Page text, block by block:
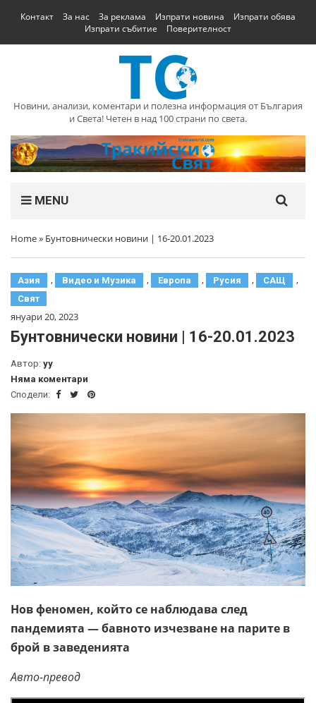
Контакт За нас За реклама Изпрати новина
Изпрати обява
Изпрати събитие
Поверителност
Новини, анализи, коментари и полезна информация от България
и Света! Четен в над 100 страни по света.
MENU
Home» Бунтовнически новини | 16-20.01.2023
Азия , Видео и Музика , Европа , Русия , САЩ ,
Свят
януари 20, 2023
Бунтовнически новини | 16-20.01.2023
Автор: yy
Няма коментари
Сподели:
Нов феномен, който се наблюдава след
пандемията — бавното изчезване на парите в
брой в заведенията
Авто-превод